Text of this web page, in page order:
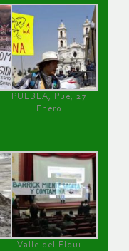
PUEBLA, Pue, 27
Enero
Valle del Elqui